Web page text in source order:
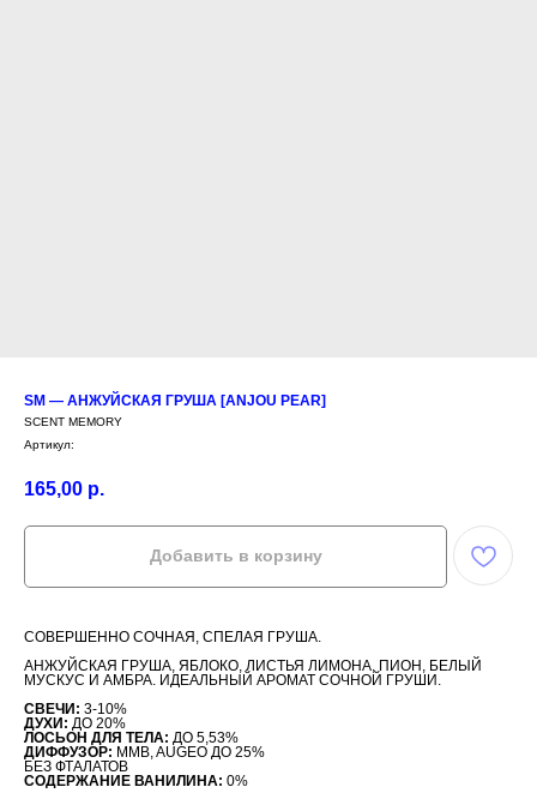
SM — АНЖУЙСКАЯ ГРУША [ANJOU PEAR]
SCENT MEMORY
Артикул:
165,00 р.
Добавить в корзину
СОВЕРШЕННО СОЧНАЯ, СПЕЛАЯ ГРУША.
АНЖУЙСКАЯ ГРУША, ЯБЛОКО, ЛИСТЬЯ ЛИМОНА, ПИОН, БЕЛЫЙ
МУСКУС И АМБРА. ИДЕАЛЬНЫЙ АРОМАТ СОЧНОЙ ГРУШИ.
СВЕЧИ: 3-10%
ДУХИ: ДО 20%
ЛОСЬОН ДЛЯ ТЕЛА: ДО 5,53%
ДИФФУЗОР: MMB, AUGEO ДО 25%
БЕЗ ФТАЛАТОВ
СОДЕРЖАНИЕ ВАНИЛИНА: 0%